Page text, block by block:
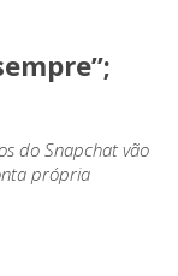
do Snapchat vão
própria